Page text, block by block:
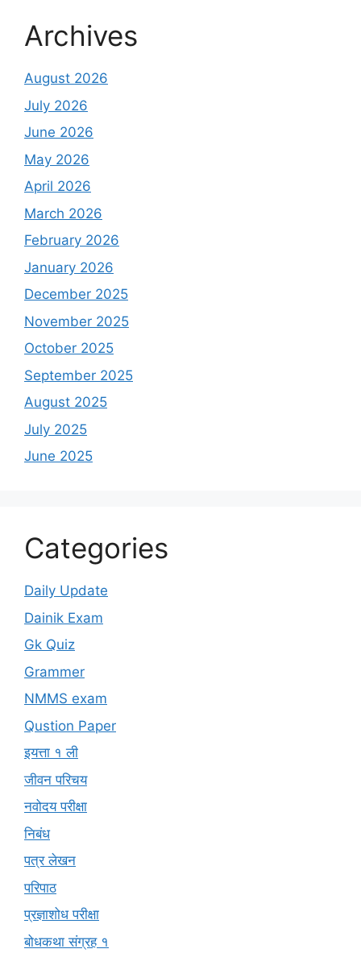
Archives
August 2026
July 2026
June 2026
May 2026
April 2026
March 2026
February 2026
January 2026
December 2025
November 2025
October 2025
September 2025
August 2025
July 2025
June 2025
Categories
Daily Update
Dainik Exam
Gk Quiz
Grammer
NMMS exam
Qustion Paper
इयत्ता १ ली
जीवन परिचय
नवोदय परीक्षा
निबंध
पत्र लेखन
परिपाठ
प्रज्ञाशोध परीक्षा
बोधकथा संग्रह १